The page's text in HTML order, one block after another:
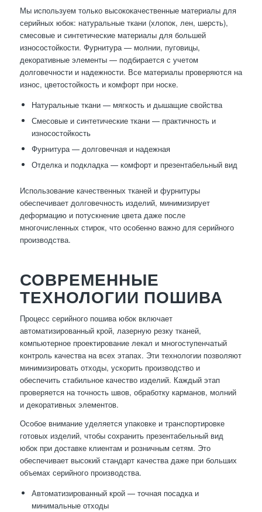
Мы используем только высококачественные материалы для
серийных юбок: натуральные ткани (хлопок, лен, шерсть),
смесовые и синтетические материалы для большей
износостойкости. Фурнитура — молнии, пуговицы,
декоративные элементы — подбирается с учетом
долговечности и надежности. Все материалы проверяются на
износ, цветостойкость и комфорт при носке.
Натуральные ткани — мягкость и дышащие свойства
Смесовые и синтетические ткани — практичность и
износостойкость
Фурнитура — долговечная и надежная
Отделка и подкладка — комфорт и презентабельный вид
Использование качественных тканей и фурнитуры
обеспечивает долговечность изделий, минимизирует
деформацию и потускнение цвета даже после
многочисленных стирок, что особенно важно для серийного
производства.
СОВРЕМЕННЫЕ
ТЕХНОЛОГИИ ПОШИВА
Процесс серийного пошива юбок включает
автоматизированный крой, лазерную резку тканей,
компьютерное проектирование лекал и многоступенчатый
контроль качества на всех этапах. Эти технологии позволяют
минимизировать отходы, ускорить производство и
обеспечить стабильное качество изделий. Каждый этап
проверяется на точность швов, обработку карманов, молний
и декоративных элементов.
Особое внимание уделяется упаковке и транспортировке
готовых изделий, чтобы сохранить презентабельный вид
юбок при доставке клиентам и розничным сетям. Это
обеспечивает высокий стандарт качества даже при больших
объемах серийного производства.
Автоматизированный крой — точная посадка и
минимальные отходы